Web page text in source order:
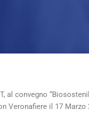
al convegno
Veronafiere il 17 Marzo